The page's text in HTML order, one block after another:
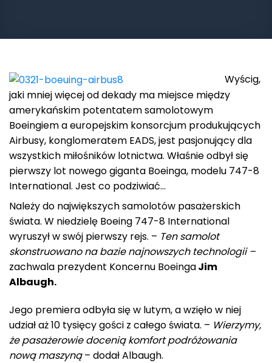
Wyścig,
jaki mniej więcej od dekady ma miejsce między
amerykańskim potentatem samolotowym
Boeingiem a europejskim konsorcjum produkujących
Airbusy, konglomeratem EADS, jest pasjonujący dla
wszystkich miłośników lotnictwa. Właśnie odbył się
pierwszy lot nowego giganta Boeinga, modelu 747-8
International. Jest co podziwiać…
Należy do największych samolotów pasażerskich
świata. W niedzielę Boeing 747-8 International
wyruszył w swój pierwszy rejs. – Ten samolot
skonstruowano na bazie najnowszych technologii –
zachwala prezydent Koncernu BoeingaJim
Albaugh.
Jego premiera odbyła się w lutym, a wzięło w niej
udział aż 10 tysięcy gości z całego świata. – Wierzymy,
że pasażerowie docenią komfort podróżowania
nową maszyną– dodał Albaugh.